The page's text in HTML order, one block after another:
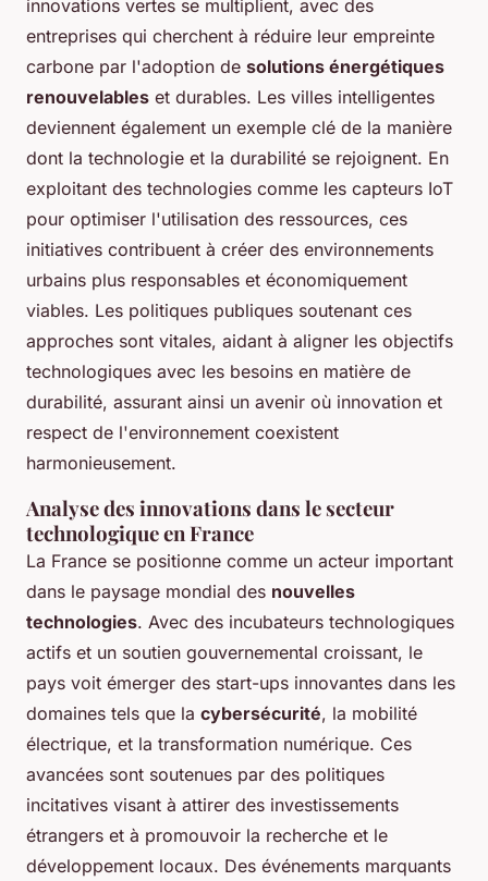
innovations vertes se multiplient, avec des
entreprises qui cherchent à réduire leur empreinte
carbone par l'adoption de solutions énergétiques
renouvelables et durables. Les villes intelligentes
deviennent également un exemple clé de la manière
dont la technologie et la durabilité se rejoignent. En
exploitant des technologies comme les capteurs IoT
pour optimiser l'utilisation des ressources, ces
initiatives contribuent à créer des environnements
urbains plus responsables et économiquement
viables. Les politiques publiques soutenant ces
approches sont vitales, aidant à aligner les objectifs
technologiques avec les besoins en matière de
durabilité, assurant ainsi un avenir où innovation et
respect de l'environnement coexistent
harmonieusement.
Analyse des innovations dans le secteur
technologique en France
La France se positionne comme un acteur important
dans le paysage mondial des nouvelles
technologies. Avec des incubateurs technologiques
actifs et un soutien gouvernemental croissant, le
pays voit émerger des start-ups innovantes dans les
domaines tels que la cybersécurité, la mobilité
électrique, et la transformation numérique. Ces
avancées sont soutenues par des politiques
incitatives visant à attirer des investissements
étrangers et à promouvoir la recherche et le
développement locaux. Des événements marquants